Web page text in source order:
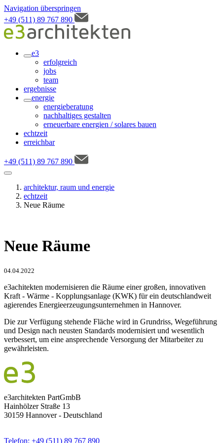
Navigation überspringen
+49 (511) 89 767 890
e3
erfolgreich
jobs
team
ergebnisse
energie
energieberatung
nachhaltiges gestalten
erneuerbare energien / solares bauen
echtzeit
erreichbar
+49 (511) 89 767 890
architektur, raum und energie
echtzeit
Neue Räume
Neue Räume
04.04.2022
e3achitekten modernisieren die Räume einer großen, innovativen
Kraft - Wärme - Kopplungsanlage (KWK) für ein deutschlandweit
agierendes Energieerzeugungsunternehmen in Hannover.
Die zur Verfügung stehende Fläche wird in Grundriss, Wegeführung
und Design nach neusten Standards modernisiert und wesentlich
verbessert, um eine ansprechende Versorgung der Mitarbeiter zu
gewährleisten.
e3architekten PartGmbB
Hainhölzer Straße 13
30159 Hannover - Deutschland
Telefon: +49 (511) 89 767 890